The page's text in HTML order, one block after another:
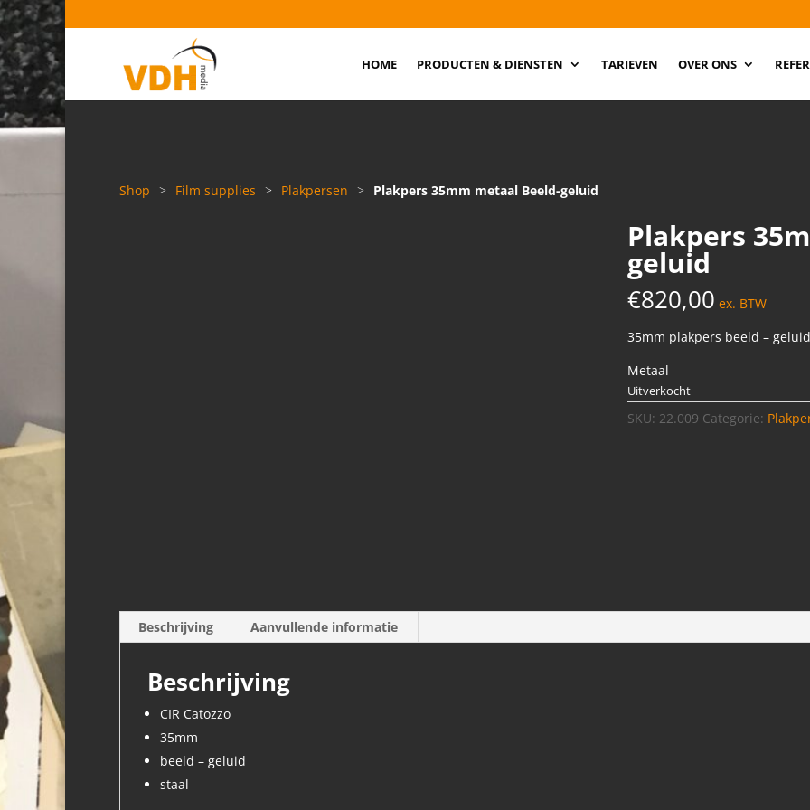
HOME PRODUCTEN & DIENSTEN TARIEVEN OVER ONS
Shop > Film supplies > Plakpersen > Plakpers 35mm metaal Beeld-geluid
Plakpers
geluid
€820,00 ex. BTW
35mm plakpers beeld – geluid
Metaal
Uitverkocht
SKU: 22.009 Categorie:
Beschrijving Aanvullende informatie
Beschrijving
CIR Catozzo
35mm
beeld – geluid
staal